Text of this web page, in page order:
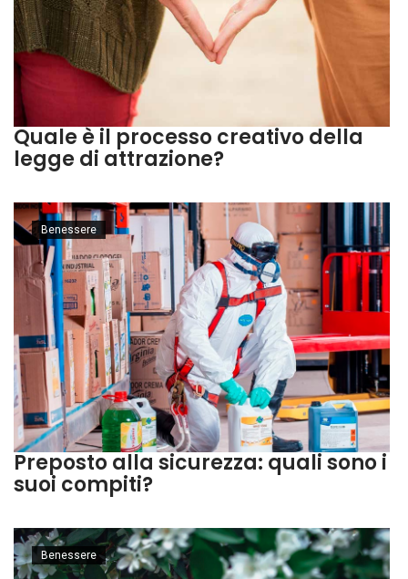
Quale è il processo creativo della
legge di attrazione?
Preposto alla sicurezza: quali sono i
suoi compiti?
Benessere
Benessere